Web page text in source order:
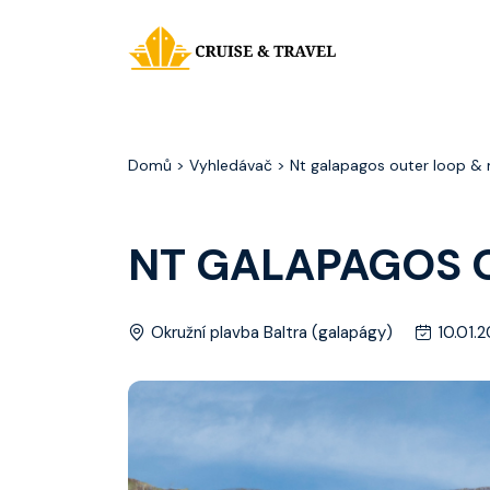
Domů > Vyhledávač > Nt galapagos outer loop &
NT GALAPAGOS
Okružní plavba Baltra (galapágy)